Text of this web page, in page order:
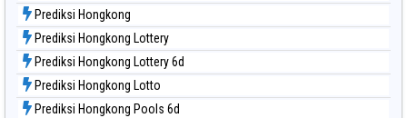
Prediksi Hongkong
Prediksi Hongkong Lottery
Prediksi Hongkong Lottery 6d
Prediksi Hongkong Lotto
Prediksi Hongkong Pools 6d